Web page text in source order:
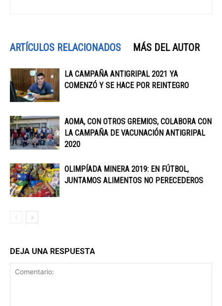
ARTÍCULOS RELACIONADOS MÁS DEL AUTOR
LA CAMPAÑA ANTIGRIPAL 2021 YA
COMENZÓ Y SE HACE POR REINTEGRO
AOMA, CON OTROS GREMIOS, COLABORA CON
LA CAMPAÑA DE VACUNACIÓN ANTIGRIPAL
2020
OLIMPÍADA MINERA 2019: EN FÚTBOL,
JUNTAMOS ALIMENTOS NO PERECEDEROS
DEJA UNA RESPUESTA